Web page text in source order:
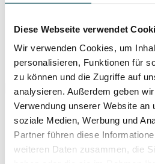
Diese Webseite verwendet
Wir verwenden Cookies, um
personalisieren, Funktionen für
zu können und die Zugriffe auf
analysieren. Außerdem geben
Verwendung unserer Website an
soziale Medien, Werbung und
Partner führen diese
weiteren Daten zusammen, die
Suche ...